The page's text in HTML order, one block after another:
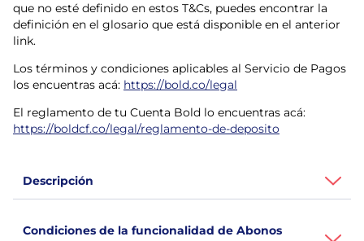
que no esté definido en estos T&Cs, puedes encontrar la
definición en el glosario que está disponible en el anterior
link.
Los términos y condiciones aplicables al Servicio de Pagos
los encuentras acá: https://bold.co/legal
El reglamento de tu Cuenta Bold lo encuentras acá:
https://boldcf.co/legal/reglamento-de-deposito
Descripción
Condiciones de la funcionalidad de Abonos